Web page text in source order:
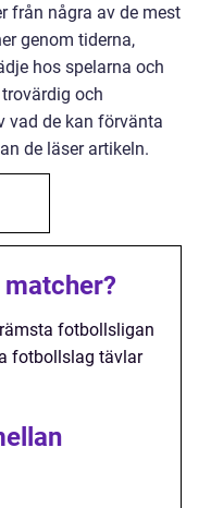
från några av de mest
genom tiderna,
hos spelarna och
och
vad de kan förvänta
de läser artikeln.
fotbollsligan
fotbollslag tävlar